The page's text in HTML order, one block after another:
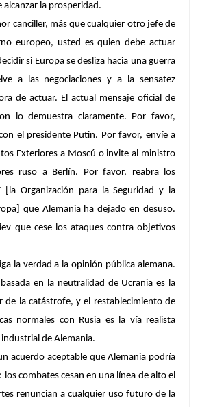
alcanzar la prosperidad.
canciller, más que cualquier otro jefe de
europeo, usted es quien debe actuar
si Europa se desliza hacia una guerra
a las negociaciones y a la sensatez
de actuar. El actual mensaje oficial de
lo demuestra claramente. Por favor,
el presidente Putin. Por favor, envíe a
Exteriores a Moscú o invite al ministro
ruso a Berlín. Por favor, reabra los
[la Organización para la Seguridad y la
que Alemania ha dejado en desuso.
que cese los ataques contra objetivos
la verdad a la opinión pública alemana.
en la neutralidad de Ucrania es la
de la catástrofe, y el restablecimiento de
normales con Rusia es la vía realista
de Alemania.
acuerdo aceptable que Alemania podría
los combates cesan en una línea de alto el
renuncian a cualquier uso futuro de la